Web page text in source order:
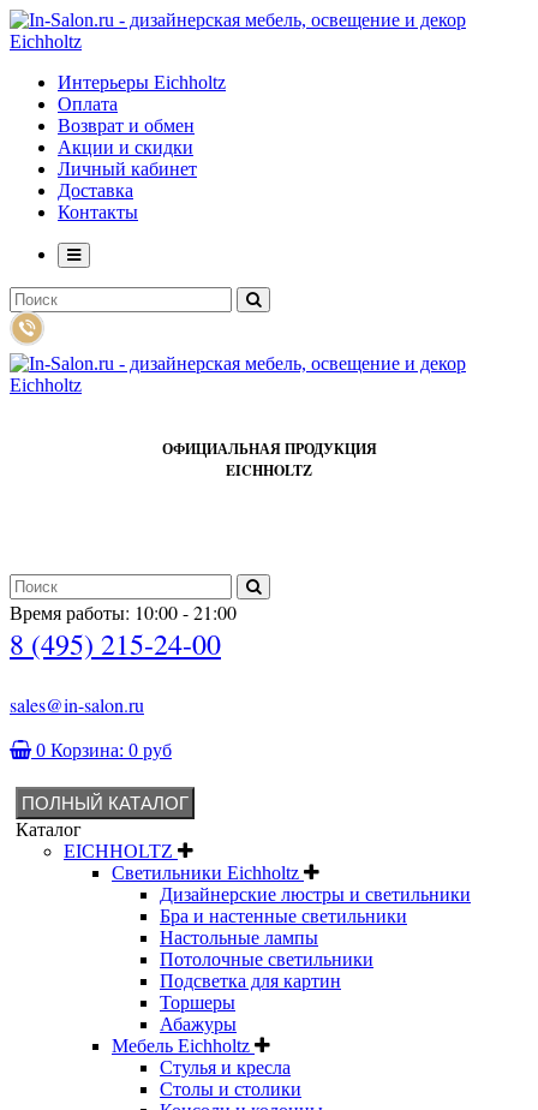
Интерьеры Eichholtz
Оплата
Возврат и обмен
Акции и скидки
Личный кабинет
Доставка
Контакты
ОФИЦИАЛЬНАЯ ПРОДУКЦИЯ
EICHHOLTZ
Время работы: 10:00 - 21:00
8 (495) 215-24-00
sales@in-salon.ru
0 Корзина: 0 руб
ПОЛНЫЙ КАТАЛОГ
Каталог
EICHHOLTZ
Светильники Eichholtz
Дизайнерские люстры и светильники
Бра и настенные светильники
Настольные лампы
Потолочные светильники
Подсветка для картин
Торшеры
Абажуры
Мебель Eichholtz
Стулья и кресла
Столы и столики